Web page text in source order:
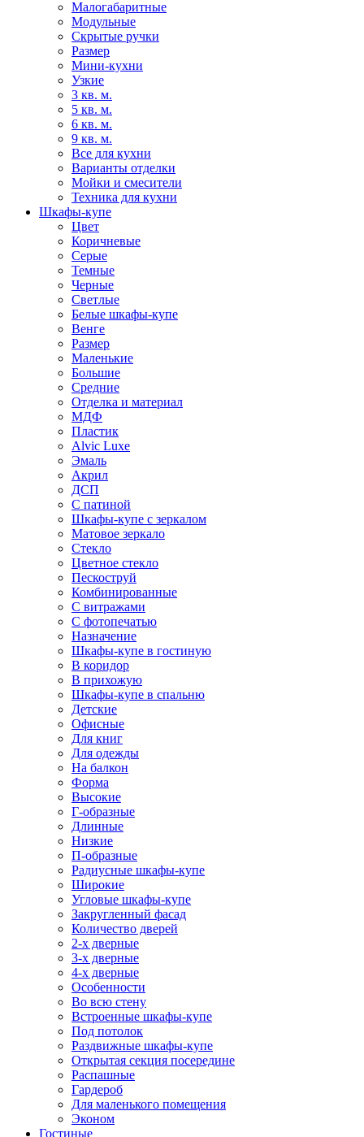
Малогабаритные
Модульные
Скрытые ручки
Размер
Мини-кухни
Узкие
3 кв. м.
5 кв. м.
6 кв. м.
9 кв. м.
Все для кухни
Варианты отделки
Мойки и смесители
Техника для кухни
Шкафы-купе
Цвет
Коричневые
Серые
Темные
Черные
Светлые
Белые шкафы-купе
Венге
Размер
Маленькие
Большие
Средние
Отделка и материал
МДФ
Пластик
Alvic Luxe
Эмаль
Акрил
ДСП
С патиной
Шкафы-купе с зеркалом
Матовое зеркало
Стекло
Цветное стекло
Пескоструй
Комбинированные
С витражами
С фотопечатью
Назначение
Шкафы-купе в гостиную
В коридор
В прихожую
Шкафы-купе в спальню
Детские
Офисные
Для книг
Для одежды
На балкон
Форма
Высокие
Г-образные
Длинные
Низкие
П-образные
Радиусные шкафы-купе
Широкие
Угловые шкафы-купе
Закругленный фасад
Количество дверей
2-х дверные
3-х дверные
4-х дверные
Особенности
Во всю стену
Встроенные шкафы-купе
Под потолок
Раздвижные шкафы-купе
Открытая секция посередине
Распашные
Гардероб
Для маленького помещения
Эконом
Гостиные